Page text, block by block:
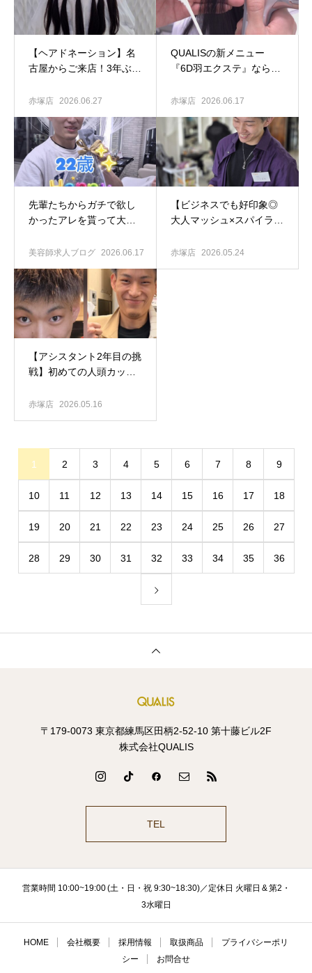
【ヘアドネーション】名
古屋からご来店！3年ぶり
オシャレ」な洗練ボブ
赤塚店 2026.06.27
QUALISの新メニュー
『6D羽エクステ』ならア
躍できる理由
赤塚店 2026.06.17
先輩たちからガチで欲し
かったアレを貰って大興
美容師求人ブログ 2026.06.17
【ビジネスでも好印象◎
大人マッシュ×スパイラル
赤塚店 2026.05.24
​【アシスタント2年目の挑
戦】初めての人頭カッ
んの教え。僕が「メンズ
赤塚店 2026.05.16
1 2 3 4 5 6 7 8 9
10 11 12 13 14 15 16 17 18
19 20 21 22 23 24 25 26 27
28 29 30 31 32 33 34 35 36
〒179-0073 東京都練馬区田柄2-52-10 第十藤ビル2F
株式会社QUALIS
TEL
営業時間 10:00~19:00 (土・日・祝 9:30~18:30)／定休日 火曜日 & 第2・
3水曜日
HOME 会社概要 採用情報 取扱商品
プライバシーポリ
シー
お問合せ